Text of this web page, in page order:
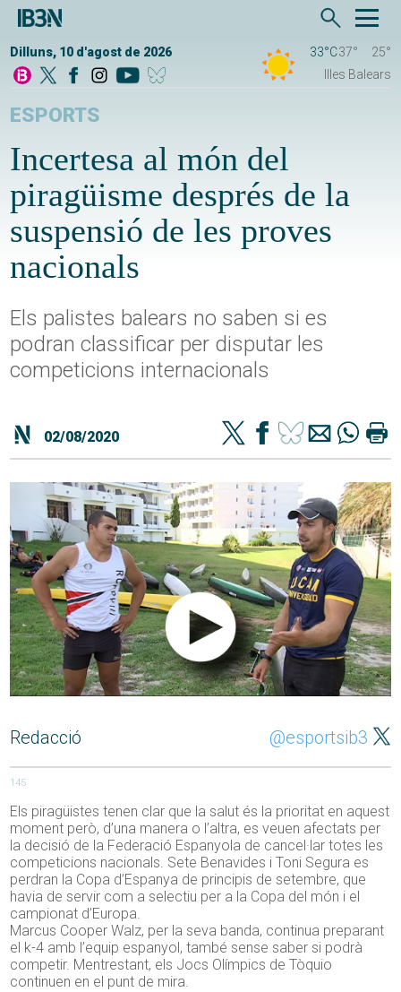
Dilluns, 10 d'agost de 2026 33°C37°
25°
Illes Balears
ESPORTS
Incertesa al món del
piragüisme després de la
suspensió de les proves
nacionals
Els palistes balears no saben si es
podran classificar per disputar les
competicions internacionals
02/08/2020
Redacció @esportsib3
145
Els piragüistes tenen clar que la salut és la prioritat en aquest
moment però, d’una manera o l’altra, es veuen afectats per
la decisió de la Federació Espanyola de cancel·lar totes les
competicions nacionals. Sete Benavides i Toni Segura es
perdran la Copa d’Espanya de principis de setembre, que
havia de servir com a selectiu per a la Copa del món i el
campionat d’Europa.
Marcus Cooper Walz, per la seva banda, continua preparant
el k-4 amb l’equip espanyol, també sense saber si podrà
competir. Mentrestant, els Jocs Olímpics de Tòquio
continuen en el punt de mira.